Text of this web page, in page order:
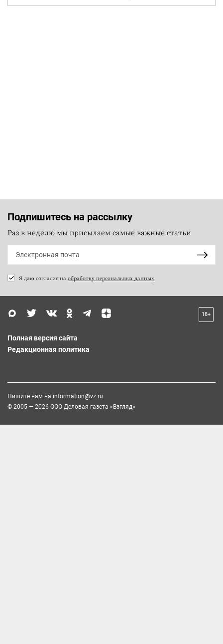
Подпишитесь на рассылку
Раз в неделю мы присылаем самые важные статьи
Я даю согласие на обработку персональных данных
18+
Полная версия сайта
Редакционная политика
Пишите нам на information@vz.ru
© 2005 — 2026 ООО Деловая газета «Взгляд»